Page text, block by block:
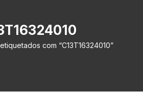
com “C13T16324010”